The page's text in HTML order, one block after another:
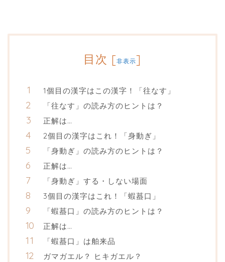
目次 [非表示]
1個目の漢字はこの漢字！「往なす」
「往なす」の読み方のヒントは？
正解は…
2個目の漢字はこれ！「身動ぎ」
「身動ぎ」の読み方のヒントは？
正解は…
「身動ぎ」する・しない場面
3個目の漢字はこれ！「蝦蟇口」
「蝦蟇口」の読み方のヒントは？
正解は…
「蝦蟇口」は舶来品
ガマガエル？ ヒキガエル？